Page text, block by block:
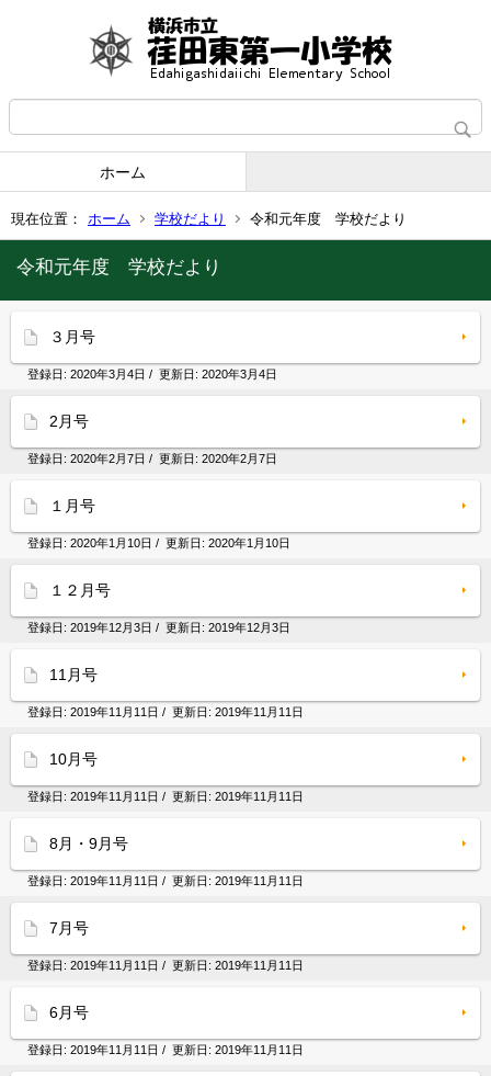
ホーム
現在位置： ホーム 学校だより 令和元年度 学校だより
令和元年度 学校だより
３月号
登録日: 2020年3月4日 / 更新日: 2020年3月4日
2月号
登録日: 2020年2月7日 / 更新日: 2020年2月7日
１月号
登録日: 2020年1月10日 / 更新日: 2020年1月10日
１２月号
登録日: 2019年12月3日 / 更新日: 2019年12月3日
11月号
登録日: 2019年11月11日 / 更新日: 2019年11月11日
10月号
登録日: 2019年11月11日 / 更新日: 2019年11月11日
8月・9月号
登録日: 2019年11月11日 / 更新日: 2019年11月11日
7月号
登録日: 2019年11月11日 / 更新日: 2019年11月11日
6月号
登録日: 2019年11月11日 / 更新日: 2019年11月11日